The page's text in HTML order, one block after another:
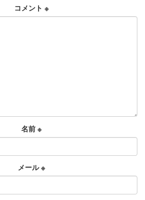
コメント ※
名前 ※
メール※